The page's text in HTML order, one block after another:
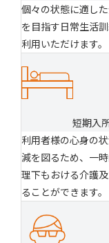
個々の状態に適し
を目指す日常生活
利用いただけます。
短期入
利用者様の心身の
減を図るため、一
理下もおける介護
ることができます。